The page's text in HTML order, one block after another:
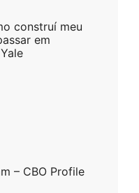
construí meu
em
– CBO Profile